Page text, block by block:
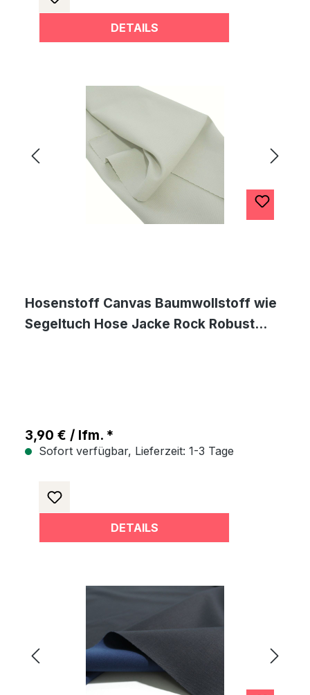
DETAILS
Hosenstoff Canvas Baumwollstoff wie
Segeltuch Hose Jacke Rock Robust
3,90 € / lfm. *
Sofort verfügbar, Lieferzeit: 1-3 Tage
DETAILS